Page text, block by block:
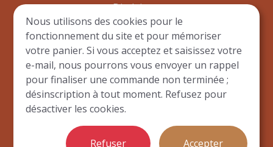
Disclaimer
Terms of Use
© Copyright 2023 -Tous droits réservés parpar Byl
Technologies LLC. ·Préférences des cookies
Nous utilisons des cookies pour le
fonctionnement du site et pour mémoriser
votre panier. Si vous acceptez et saisissez votre
e-mail, nous pourrons vous envoyer un rappel
pour finaliser une commande non terminée ;
désinscription à tout moment. Refusez pour
désactiver les cookies.
Refuser Accepter